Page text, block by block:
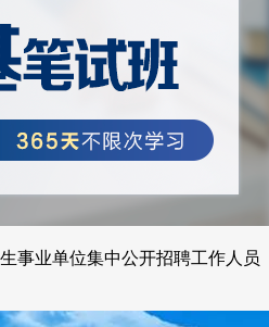
事业单位集中公开招聘工作人员